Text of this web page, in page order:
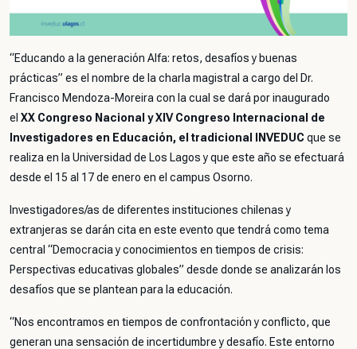
“Educando a la generación Alfa: retos, desafíos y buenas
prácticas” es el nombre de la charla magistral a cargo del Dr.
Francisco Mendoza-Moreira con la cual se dará por inaugurado
el XX Congreso Nacional y XIV Congreso Internacional de
Investigadores en Educación, el tradicional INVEDUC que se
realiza en la Universidad de Los Lagos y que este año se efectuará
desde el 15 al 17 de enero en el campus Osorno.
Investigadores/as de diferentes instituciones chilenas y
extranjeras se darán cita en este evento que tendrá como tema
central “Democracia y conocimientos en tiempos de crisis:
Perspectivas educativas globales” desde donde se analizarán los
desafíos que se plantean para la educación.
“Nos encontramos en tiempos de confrontación y conflicto, que
generan una sensación de incertidumbre y desafío. Este entorno